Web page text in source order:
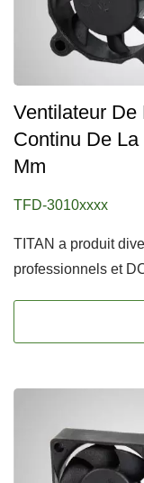
Ventilateur De
Continu De
Mm
TFD-3010xxxx
TITAN a produit
professionnels et